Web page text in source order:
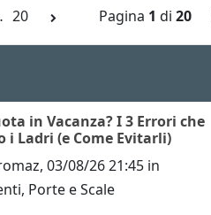
20 Pagina 1 di 20
in Vacanza? I 3 Errori che
i Ladri (e Come Evitarli)
,03/08/26 21:45 in
Porte e Scale